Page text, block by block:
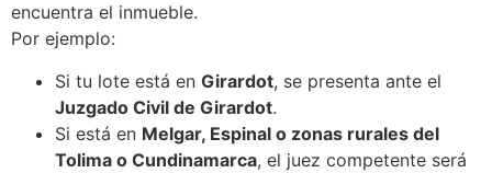
encuentra el inmueble.
Por ejemplo:
Si tu lote está en Girardot, se presenta ante el
Juzgado Civil de Girardot.
Si está en Melgar, Espinal o zonas rurales del
Tolima o Cundinamarca, el juez competente será